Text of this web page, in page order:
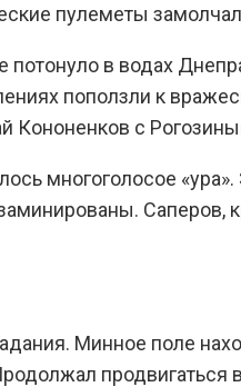
пулеметы
в водах
поползли к
с
многоголосое
Минное поле